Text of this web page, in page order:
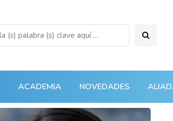
ACADEMIA NOVEDADES